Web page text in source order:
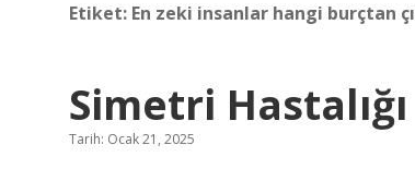
Etiket: En zeki insanlar hangi burçtan
Simetri
Tarih: Ocak 21, 2025